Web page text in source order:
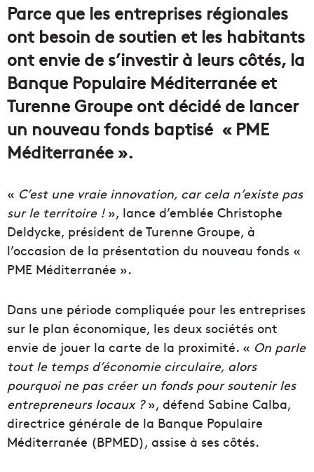
Parce que les entreprises régionales
ont besoin de soutien et les habitants
ont envie de s’investir à leurs côtés, la
Banque Populaire Méditerranée et
Turenne Groupe ont décidé de lancer
un nouveau fonds baptisé « PME
Méditerranée ».
« C’est une vraie innovation, car cela n’existe pas
sur le territoire !», lance d’emblée Christophe
Deldycke, président de Turenne Groupe, à
l’occasion de la présentation du nouveau fonds «
PME Méditerranée ».
Dans une période compliquée pour les entreprises
sur le plan économique, les deux sociétés ont
envie de jouer la carte de la proximité. « On parle
tout le temps d’économie circulaire, alors
pourquoi ne pas créer un fonds pour soutenir les
entrepreneurs locaux ?», défend Sabine Calba,
directrice générale de la Banque Populaire
Méditerranée (BPMED), assise à ses côtés.